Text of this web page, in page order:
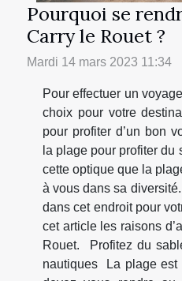
Pourquoi se
Carry le Rouet ?
Mardi 14 mars 2023 11:34
Pour effectuer un
choix pour votre
pour profiter d’un bon
la plage pour profiter du
cette optique que la
à vous dans sa
dans cet endroit pour
cet article les raisons
Rouet. Profitez du
nautiques La plage est